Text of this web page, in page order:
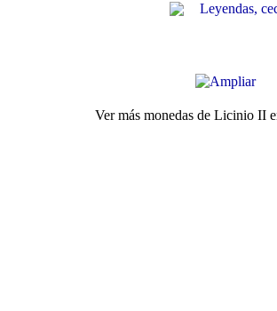
Leyendas,
Ver más monedas de Licinio II